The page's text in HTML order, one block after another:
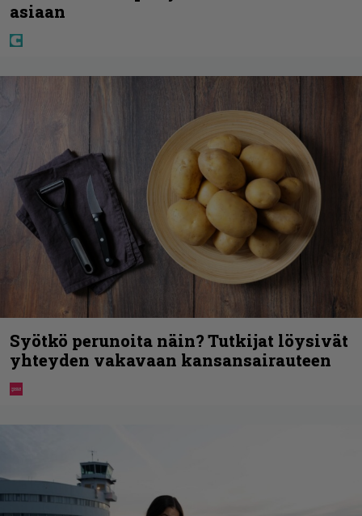
asiaan
Syötkö perunoita näin? Tutkijat löysivät
yhteyden vakavaan kansansairauteen